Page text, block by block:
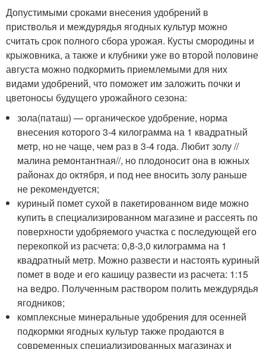
Допустимыми сроками внесения удобрений в
пристволья и междурядья ягодных культур можно
считать срок полного сбора урожая. Кусты смородины и
крыжовника, а также и клубники уже во второй половине
августа можно подкормить приемлемыми для них
видами удобрений, что поможет им заложить почки и
цветоносы будущего урожайного сезона:
зола(паташ) — органическое удобрение, норма
внесения которого 3-4 килограмма на 1 квадратный
метр, но не чаще, чем раз в 3-4 года. Любит золу //
малина ремонтантная//, но плодоносит она в южных
районах до октября, и под нее вносить золу раньше
не рекомендуется;
куриный помет сухой в пакетированном виде можно
купить в специализированном магазине и рассеять по
поверхности удобряемого участка с последующей его
перекопкой из расчета: 0,8-3,0 килограмма на 1
квадратный метр. Можно развести и настоять куриный
помет в воде и его кашицу развести из расчета: 1:15
на ведро. Полученным раствором полить междурядья
ягодников;
комплексные минеральные удобрения для осенней
подкормки ягодных культур также продаются в
современных специализированных магазинах и